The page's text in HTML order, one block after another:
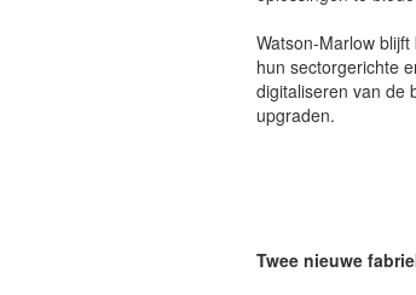
Watson-Marlow
hun sectorgerichte
digitaliseren van de
upgraden.
Twee nieuwe